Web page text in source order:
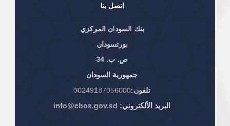
اتصل بنا
بنك السودان المركزي
بورتسودان
ص. ب. 34
جمهورية السودان
تلفون:00249187056000
البريد الألكتروني: info@cbos.gov.sd